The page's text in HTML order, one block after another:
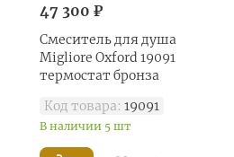
47 300 ₽
Смеситель для душа
Migliore Oxford 19091
термостат бронза
Код товара: 19091
В наличии 5 шт